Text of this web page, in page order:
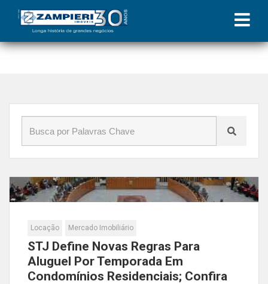
Início»Blog»decisão
Locação Mercado Imobiliário
STJ Define Novas Regras Para
Aluguel Por Temporada Em
Condomínios Residenciais; Confira